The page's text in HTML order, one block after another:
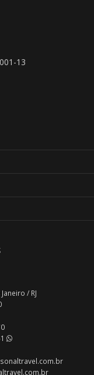
13
/ RJ